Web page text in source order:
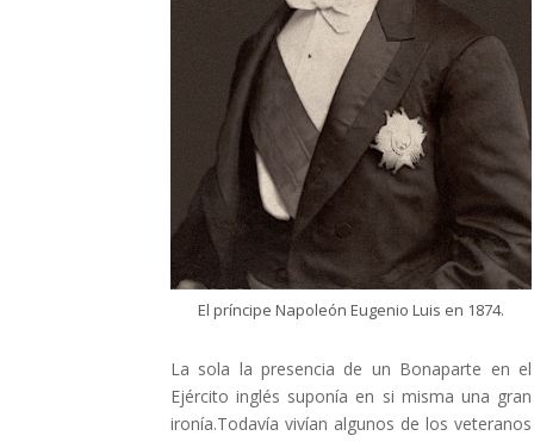
El príncipe Napoleón Eugenio Luis en 1874.
La sola la presencia de un Bonaparte en el
Ejército inglés suponía en si misma una gran
ironía.Todavía vivían algunos de los veteranos